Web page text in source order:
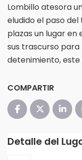
Lombillo atesora
eludido el paso
plazas un lugar
sus trascurso
detenimiento,
COMPARTIR
Detalle del